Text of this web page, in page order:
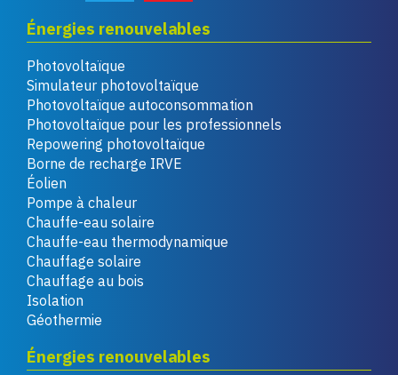
Énergies renouvelables
Photovoltaïque
Simulateur photovoltaïque
Photovoltaïque autoconsommation
Photovoltaïque pour les professionnels
Repowering photovoltaïque
Borne de recharge IRVE
Éolien
Pompe à chaleur
Chauffe-eau solaire
Chauffe-eau thermodynamique
Chauffage solaire
Chauffage au bois
Isolation
Géothermie
Énergies renouvelables